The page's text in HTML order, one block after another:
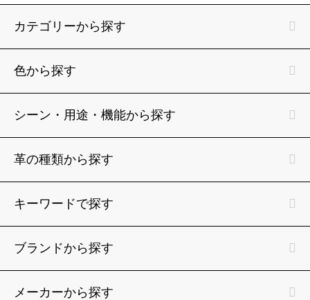
カテゴリーから探す
色から探す
シーン・用途・機能から探す
革の種類から探す
キーワードで探す
ブランドから探す
メーカーから探す